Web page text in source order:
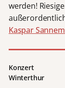
werden!
Kaspar
Konzert
Winterthur